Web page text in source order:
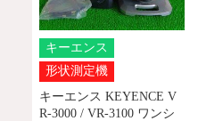
キーエンス
形状測定機
キーエンス KEYENCE V
R-3000 / VR-3100 ワンシ